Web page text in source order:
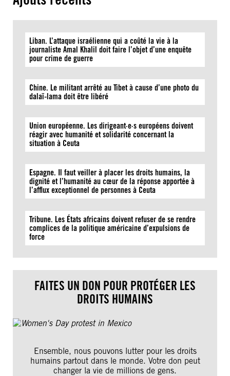
Liban. L’attaque israélienne qui a coûté la vie à la
journaliste Amal Khalil doit faire l’objet d’une enquête
pour crime de guerre
Chine. Le militant arrêté au Tibet à cause d’une photo du
dalaï-lama doit être libéré
Union européenne. Les dirigeant·e·s européens doivent
réagir avec humanité et solidarité concernant la
situation à Ceuta
Espagne. Il faut veiller à placer les droits humains, la
dignité et l’humanité au cœur de la réponse apportée à
l’afflux exceptionnel de personnes à Ceuta
Tribune. Les États africains doivent refuser de se rendre
complices de la politique américaine d’expulsions de
force
FAITES UN DON POUR PROTÉGER LES
DROITS HUMAINS
Ensemble, nous pouvons lutter pour les droits
humains partout dans le monde. Votre don peut
changer la vie de millions de gens.